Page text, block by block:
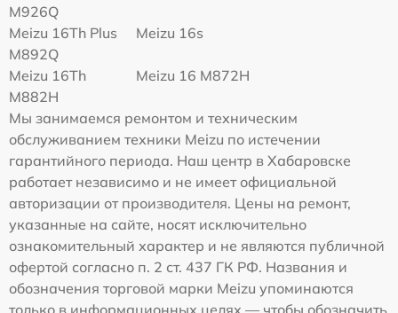
M926Q
Meizu 16Th Plus
M892Q
Meizu 16s
Meizu 16Th
M882H
Meizu 16 M872H
Мы занимаемся ремонтом и техническим
обслуживанием техники Meizu по истечении
гарантийного периода. Наш центр в Хабаровске
работает независимо и не имеет официальной
авторизации от производителя. Цены на ремонт,
указанные на сайте, носят исключительно
ознакомительный характер и не являются публичной
офертой согласно п. 2 ст. 437 ГК РФ. Названия и
обозначения торговой марки Meizu упоминаются
только в информационных целях — чтобы обозначить